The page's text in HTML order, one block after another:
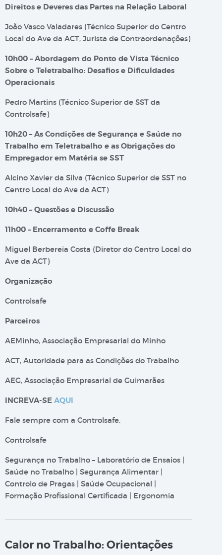
Direitos e Deveres das Partes na Relação Laboral
João Vasco Valadares (Técnico Superior do Centro
Local do Ave da ACT, Jurista de Contraordenações)
10h00 – Abordagem do Ponto de Vista Técnico
Sobre o Teletrabalho: Desafios e Dificuldades
Operacionais
Pedro Martins (Técnico Superior de SST da
Controlsafe)
10h20 – As Condições de Segurança e Saúde no
Trabalho em Teletrabalho e as Obrigações do
Empregador em Matéria se SST
Alcino Xavier da Silva (Técnico Superior de SST no
Centro Local do Ave da ACT)
10h40 – Questões e Discussão
11h00 – Encerramento e Coffe Break
Miguel Berbereia Costa (Diretor do Centro Local do
Ave da ACT)
Organização
Controlsafe
Parceiros
AEMinho, Associação Empresarial do Minho
ACT, Autoridade para as Condições do Trabalho
AEG, Associação Empresarial de Guimarães
INCREVA-SE AQUI
Fale sempre com a Controlsafe.
Controlsafe
Segurança no Trabalho – Laboratório de Ensaios |
Saúde no Trabalho | Segurança Alimentar |
Controlo de Pragas | Saúde Ocupacional |
Formação Profissional Certificada | Ergonomia
Calor no Trabalho: Orientações